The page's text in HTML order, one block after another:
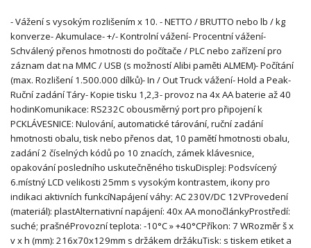
- Vážení s vysokým rozlišením x 10. - NETTO / BRUTTO nebo lb / kg
konverze- Akumulace- +/- Kontrolní vážení- Procentní vážení-
Schválený přenos hmotnosti do počítače / PLC nebo zařízení pro
záznam dat na MMC / USB (s možností Alibi paměti ALMEM)- Počítání
(max. Rozlišení 1.500.000 dílků)- In / Out Truck vážení- Hold a Peak-
Ruční zadání Táry- Kopie tisku 1,2,3- provoz na 4x AA baterie až 40
hodinKomunikace: RS232C obousměrný port pro připojení k
PCKLÁVESNICE: Nulování, automatické tárování, ruční zadání
hmotnosti obalu, tisk nebo přenos dat, 10 pamětí hmotnosti obalu,
zadání 2 číselných kódů po 10 znacích, zámek klávesnice,
opakování posledního uskutečněného tiskuDisplej: Podsvícený
6.místný LCD velikosti 25mm s vysokým kontrastem, ikony pro
indikaci aktivních funkcíNapájení váhy: AC 230V/DC 12VProvedení
(materiál): plastAlternativní napájení: 40x AA monočlánkyProstředí:
suché; prašnéProvozní teplota: -10°C » +40°CPříkon: 7 WRozměr š x
v x h (mm): 216x70x129mm s držákem držákuTisk: s tiskem etiket a